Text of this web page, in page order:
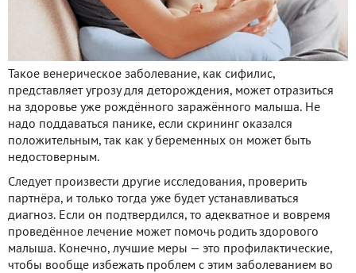
Такое венерическое заболевание, как сифилис,
представляет угрозу для деторождения, может отразиться
на здоровье уже рождённого заражённого малыша. Не
надо поддаваться панике, если скрининг оказался
положительным, так как у беременных он может быть
недостоверным.
Следует произвести другие исследования, проверить
партнёра, и только тогда уже будет устанавливаться
диагноз. Если он подтвердился, то адекватное и вовремя
проведённое лечение может помочь родить здорового
малыша. Конечно, лучшие меры — это профилактические,
чтобы вообще избежать проблем с этим заболеванием во